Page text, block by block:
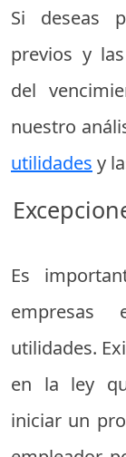
Si deseas
previos y
del
nuestro
utilidades y
Es
empresas
utilidades.
en la ley
iniciar un